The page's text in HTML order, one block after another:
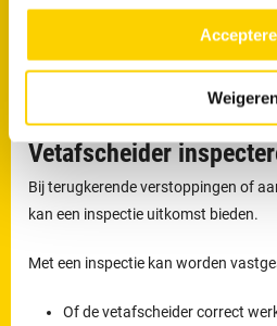
meer over in onsprivacy beleid.
installatie weer optimaal functioneren.
Een schone vetafscheider
verstoppingen en ongewenste
Vetafscheider
Bij terugkerende verstoppingen of
kan een inspectie uitkomst bieden.
Met een inspectie kan worden
Of de vetafscheider correct